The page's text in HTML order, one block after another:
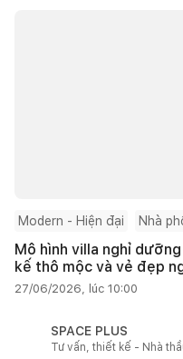
Modern - Hiện đại Nhà
Mô hình villa nghỉ
kế thô mộc và vẻ đẹp
27/06/2026, lúc 10:00
SPACE PLUS
Tư vấn, thiết kế - Nhà